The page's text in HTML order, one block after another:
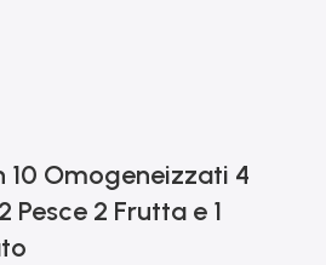
Omogeneizzati 4
Pesce 2 Frutta e 1